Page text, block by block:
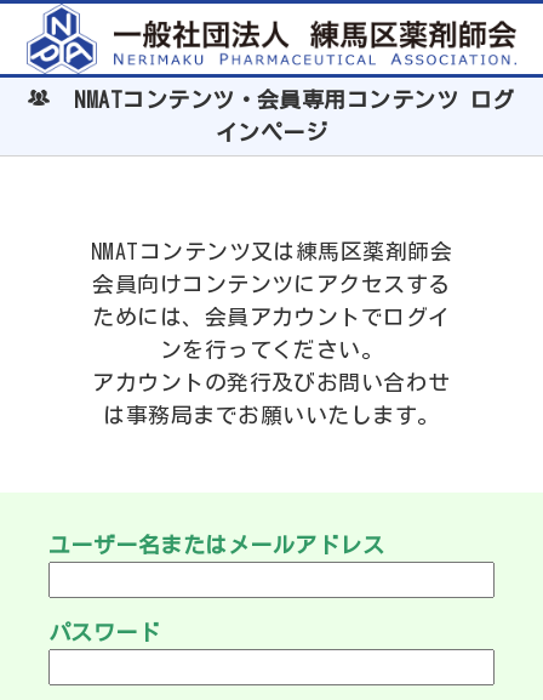
NMATコンテンツ・会員専用コンテンツ ログ
インページ
NMATコンテンツ又は練馬区薬剤師会
会員向けコンテンツにアクセスする
ためには、会員アカウントでログイ
ンを行ってください。
アカウントの発行及びお問い合わせ
は事務局までお願いいたします。
ユーザー名またはメールアドレス
パスワード